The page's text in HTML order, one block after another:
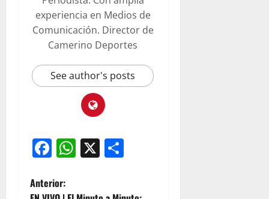
experiencia en Medios de
Comunicación. Director de
Camerino Deportes
See author's posts
Facebook
WhatsApp
X
Anterior: